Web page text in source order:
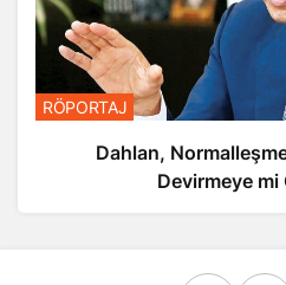
RÖPORTAJ
Dahlan, Normalleşme
Devirmeye mi